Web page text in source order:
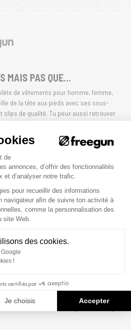
MAIS PAS QUE...
de vêtements pour homme, femme,
de la tête aux pieds avec ses sous-
slips de qualité. Tu peux aussi retrouver
shirts, et maillots de bain... FREEGUN
coton et microfibre, offriront à tes
au quotidien. Grâce à
à porter, toute la journée. Les matériaux
optimale de la température, te
du
de
annonces, d’offrir des fonctionnalités
d’analyser notre trafic.
pour recueillir des informations
navigateur afin de suivre ton activité à
comme la personnalisation des
site Web.
des cookies.
!
certifiés par
Je choisis Accepter
consent